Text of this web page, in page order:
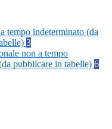
tempo indeterminato (da
3
non a tempo
pubblicare in tabelle) 6